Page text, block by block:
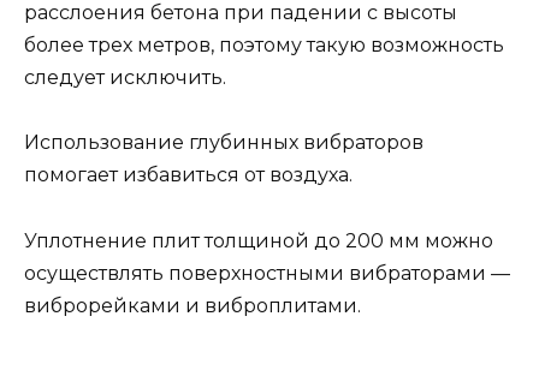
расслоения бетона при падении с высоты
более трех метров, поэтому такую возможность
следует исключить.
Использование глубинных вибраторов
помогает избавиться от воздуха.
Уплотнение плит толщиной до 200 мм можно
осуществлять поверхностными вибраторами —
виброрейками и виброплитами.